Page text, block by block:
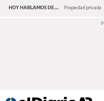
HOY HABLAMOS DE... Propiedad privada